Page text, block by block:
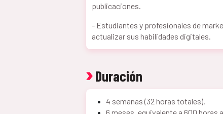
Duración
4 semanas (32 horas totales).
publicaciones.
- Estudiantes y profesionales de
actualizar sus habilidades digitales.